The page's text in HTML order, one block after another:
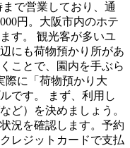
で営業しており、通
円。大阪市内のホテ
す。 観光客が多いユ
にも荷物預かり所があ
ことで、園内を手ぶら
際に「荷物預かり大
です。 まず、利用し
ど）を決めましょう。
況を確認します。予約
レジットカードで支払